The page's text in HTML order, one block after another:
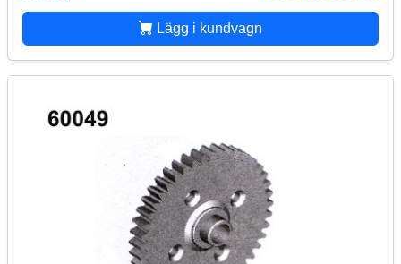
Lägg i kundvagn